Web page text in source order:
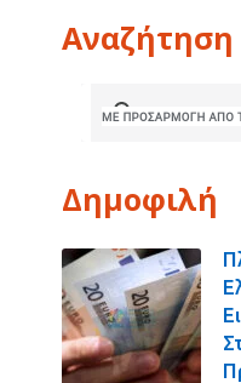
Αναζήτηση
Δημοφιλή